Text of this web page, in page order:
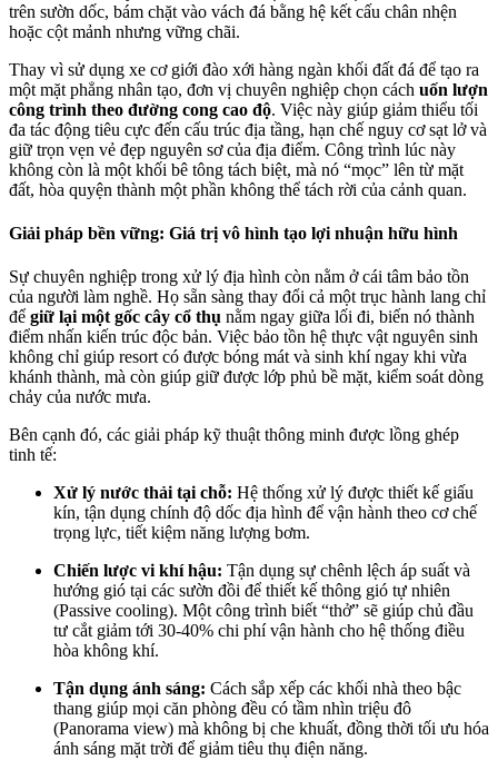
trên sườn dốc, bám chặt vào vách đá bằng hệ kết cấu chân nhện
hoặc cột mảnh nhưng vững chãi.
Thay vì sử dụng xe cơ giới đào xới hàng ngàn khối đất đá để tạo ra
một mặt phẳng nhân tạo, đơn vị chuyên nghiệp chọn cách uốn lượn
công trình theo đường cong cao độ. Việc này giúp giảm thiểu tối
đa tác động tiêu cực đến cấu trúc địa tầng, hạn chế nguy cơ sạt lở và
giữ trọn vẹn vẻ đẹp nguyên sơ của địa điểm. Công trình lúc này
không còn là một khối bê tông tách biệt, mà nó “mọc” lên từ mặt
đất, hòa quyện thành một phần không thể tách rời của cảnh quan.
Giải pháp bền vững: Giá trị vô hình tạo lợi nhuận hữu hình
Sự chuyên nghiệp trong xử lý địa hình còn nằm ở cái tâm bảo tồn
của người làm nghề. Họ sẵn sàng thay đổi cả một trục hành lang chỉ
để giữ lại một gốc cây cổ thụ nằm ngay giữa lối đi, biến nó thành
điểm nhấn kiến trúc độc bản. Việc bảo tồn hệ thực vật nguyên sinh
không chỉ giúp resort có được bóng mát và sinh khí ngay khi vừa
khánh thành, mà còn giúp giữ được lớp phủ bề mặt, kiểm soát dòng
chảy của nước mưa.
Bên cạnh đó, các giải pháp kỹ thuật thông minh được lồng ghép
tinh tế:
Xử lý nước thải tại chỗ: Hệ thống xử lý được thiết kế giấu
kín, tận dụng chính độ dốc địa hình để vận hành theo cơ chế
trọng lực, tiết kiệm năng lượng bơm.
Chiến lược vi khí hậu: Tận dụng sự chênh lệch áp suất và
hướng gió tại các sườn đồi để thiết kế thông gió tự nhiên
(Passive cooling). Một công trình biết “thở” sẽ giúp chủ đầu
tư cắt giảm tới 30-40% chi phí vận hành cho hệ thống điều
hòa không khí.
Tận dụng ánh sáng: Cách sắp xếp các khối nhà theo bậc
thang giúp mọi căn phòng đều có tầm nhìn triệu đô
(Panorama view) mà không bị che khuất, đồng thời tối ưu hóa
ánh sáng mặt trời để giảm tiêu thụ điện năng.